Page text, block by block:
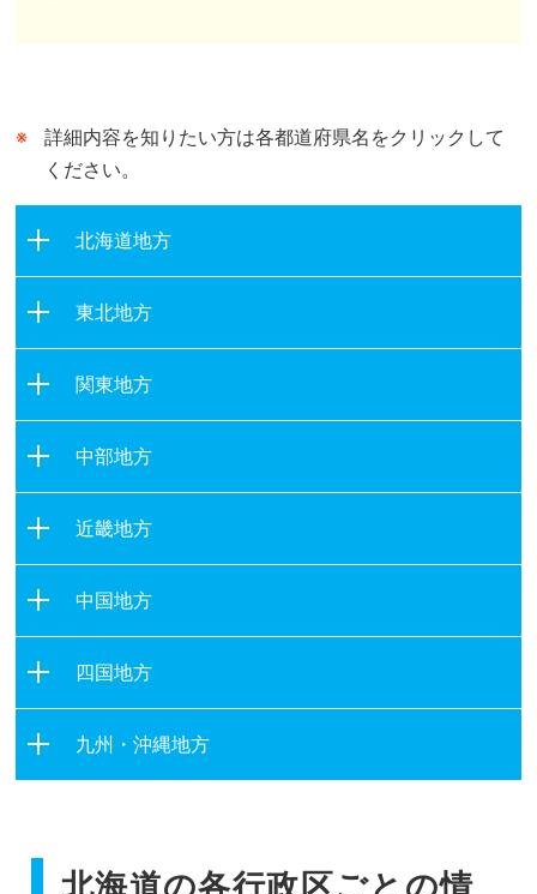
詳細内容を知りたい方は各都道府県名をクリックして
ください。
北海道地方
東北地方
宮城県
秋田県
山形県
福島県
関東地方
群馬県
埼玉県
千葉県
東京都
神奈川県
中部地方
石川県
福井県
山梨県
長野県
岐阜県
三重県
近畿地方
大阪府
兵庫県
奈良県
和歌山県
中国地方
岡山県
広島県
四国地方
九州・沖縄地方
長崎県
北海道の各行政区ごとの情